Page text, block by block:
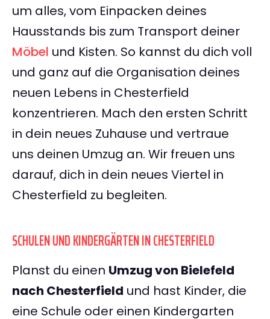
um alles, vom Einpacken deines
Hausstands bis zum Transport deiner
Möbel und Kisten. So kannst du dich voll
und ganz auf die Organisation deines
neuen Lebens in Chesterfield
konzentrieren. Mach den ersten Schritt
in dein neues Zuhause und vertraue
uns deinen Umzug an. Wir freuen uns
darauf, dich in dein neues Viertel in
Chesterfield zu begleiten.
SCHULEN UND KINDERGÄRTEN IN CHESTERFIELD
Planst du einen Umzug von Bielefeld
nach Chesterfield und hast Kinder, die
eine Schule oder einen Kindergarten